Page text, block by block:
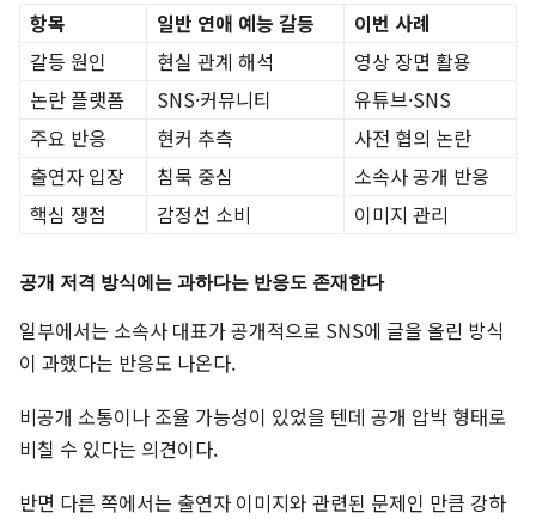
항목 일반 연애 예능 갈등
이번 사례
갈등 원인
현실 관계 해석
영상 장면 활용
논란 플랫폼
SNS·커뮤니티
유튜브·SNS
주요 반응
현커 추측
사전 협의 논란
출연자 입장
침묵 중심
소속사 공개 반응
핵심 쟁점
감정선 소비 이미지 관리
공개 저격 방식에는 과하다는 반응도 존재한다
일부에서는 소속사 대표가 공개적으로 SNS에 글을 올린 방식
이 과했다는 반응도 나온다.
비공개 소통이나 조율 가능성이 있었을 텐데 공개 압박 형태로
비칠 수 있다는 의견이다.
반면 다른 쪽에서는 출연자 이미지와 관련된 문제인 만큼 강하